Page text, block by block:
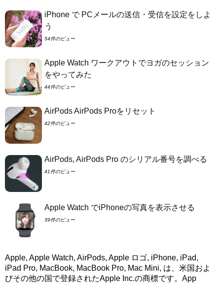
iPhone で PCメールの送信・受信を設定をしよ
う
54件のビュー
Apple Watch ワークアウトでヨガのセッション
をやってみた
44件のビュー
AirPods AirPods Proをリセット
42件のビュー
AirPods, AirPods Pro のシリアル番号を調べる
41件のビュー
Apple Watch でiPhoneの写真を表示させる
39件のビュー
Apple, Apple Watch, AirPods, Apple ロゴ, iPhone, iPad,
iPad Pro, MacBook, MacBook Pro, Mac Mini, は、米国およ
びその他の国で登録されたApple Inc.の商標です。App